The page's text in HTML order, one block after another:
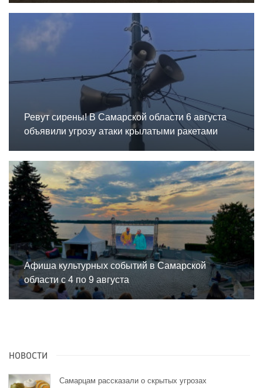
Ревут сирены! В Самарской области 6 августа
объявили угрозу атаки крылатыми ракетами
Афиша культурных событий в Самарской
области с 4 по 9 августа
НОВОСТИ
Самарцам рассказали о скрытых угрозах